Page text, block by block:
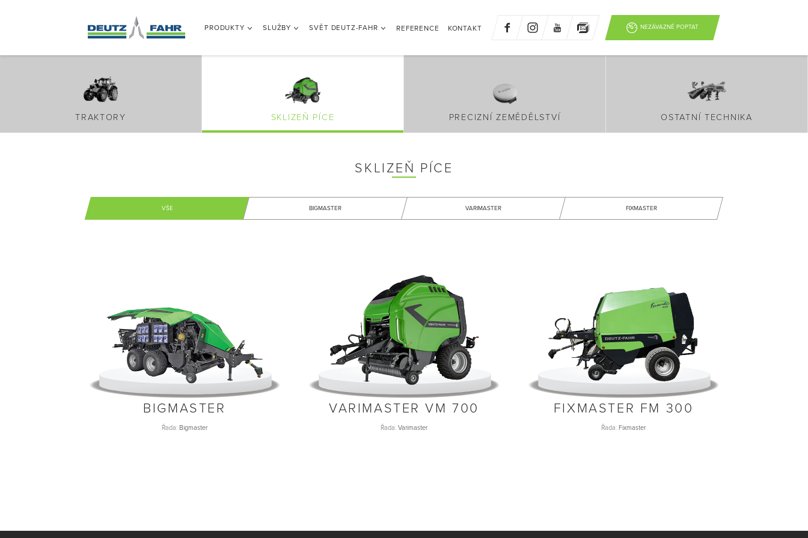
PRODUKTY SLUŽBY SVĚT DEUTZ-FAHR REFERENCE KONTAKT NEZÁVAZNĚ POPTAT
TRAKTORY SKLIZEŇ PÍCE PRECIZNÍ ZEMĚDĚLSTVÍ OSTATNÍ TECHNIKA
SKLIZEŇ PÍCE
VŠE BIGMASTER VARIMASTER FIXMASTER
BIGMASTER
Řada: Bigmaster
VARIMASTER VM 700
Řada: Varimaster
FIXMASTER FM 300
Řada: Fixmaster